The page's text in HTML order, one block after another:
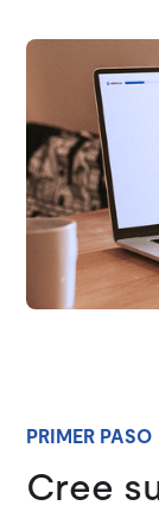
PRIMER PASO
Cree